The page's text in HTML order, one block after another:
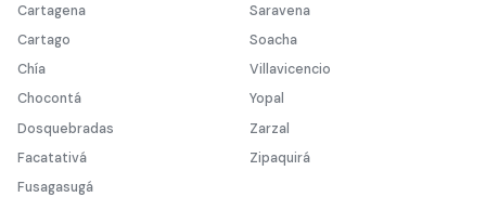
Cartagena
Cartago
Chía
Chocontá
Dosquebradas
Facatativá
Fusagasugá
Saravena
Soacha
Villavicencio
Yopal
Zarzal
Zipaquirá